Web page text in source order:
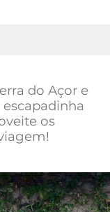
do Açor e
os